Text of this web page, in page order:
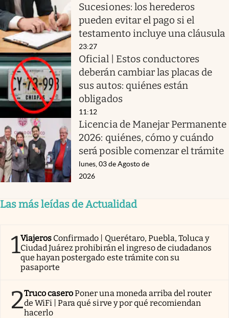
Sucesiones: los herederos
pueden evitar el pago si el
testamento incluye una cláusula
23:27
Oficial | Estos conductores
deberán cambiar las placas de
sus autos: quiénes están
obligados
11:12
Licencia de Manejar Permanente
2026: quiénes, cómo y cuándo
será posible comenzar el trámite
lunes, 03 de Agosto de
2026
Las más leídas de Actualidad
1Viajeros Confirmado | Querétaro, Puebla, Toluca y
Ciudad Juárez prohibirán el ingreso de ciudadanos
que hayan postergado este trámite con su
pasaporte
2Truco caseroPoner una moneda arriba del router
de WiFi | Para qué sirve y por qué recomiendan
hacerlo